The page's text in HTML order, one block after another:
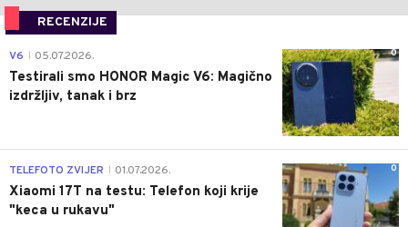
RECENZIJE
0
V6 05.07.2026.
Testirali smo HONOR Magic V6: Magično
izdržljiv, tanak i brz
0
TELEFOTO ZVIJER 01.07.2026.
Xiaomi 17T na testu: Telefon koji krije
"keca u rukavu"